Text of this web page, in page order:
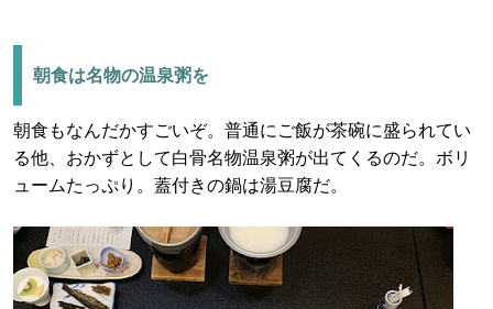
朝食は名物の温泉粥を
朝食もなんだかすごいぞ。普通にご飯が茶碗に盛られてい
る他、おかずとして白骨名物温泉粥が出てくるのだ。ボリ
ュームたっぷり。蓋付きの鍋は湯豆腐だ。